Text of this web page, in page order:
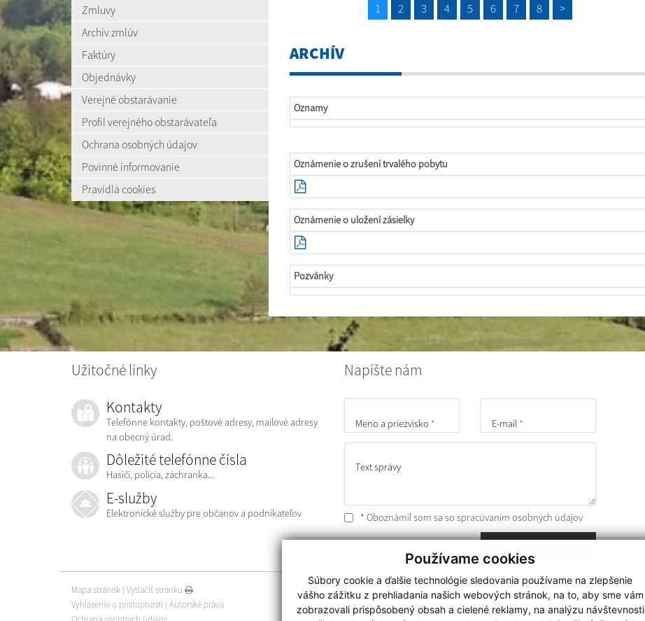
Používame cookies
Súbory cookie a ďalšie technológie sledovania používame na zlepšenie
vášho zážitku z prehliadania našich webových stránok, na to, aby sme vám
zobrazovali prispôsobený obsah a cielené reklamy, na analýzu návštevnosti
Zmluvy
Archív zmlúv
Faktúry
Objednávky
Verejné obstarávanie
Profil verejného obstarávateľa
Ochrana osobných údajov
Povinné informovanie
Pravidlá cookies
1 2 3 4 5 6 7 8 >
ARCHÍV
Oznamy
Oznámenie o zrušení trvalého pobytu
Oznámenie o uložení zásielky
Pozvánky
Napíšte nám
Meno a priezvisko * E-mail *
Text správy
* Oboznámil som sa so spracúvaním osobných údajov
Užitočné linky
Kontakty
Telefónne kontakty, poštové adresy, mailové adresy
na obecný úrad.
Dôležité telefónne čísla
Hasiči, polícia, záchranka...
E-služby
Elektronické služby pre občanov a podnikateľov
Posledná aktualizácia:
27.11.2024
získavania aktuálnych informácií s využitím RSS
Mapa stránok | Vytlačiť stránku
Vyhlásenie o prístupnosti | Autorské práva